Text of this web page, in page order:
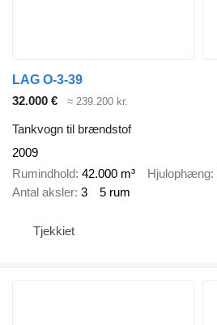
LAG O-3-39
32.000 €
≈ 239.200 kr.
Tankvogn til brændstof
2009
Rumindhold 42.000 m³ Hjulophæng
Antal aksler 3 5 rum
Tjekkiet